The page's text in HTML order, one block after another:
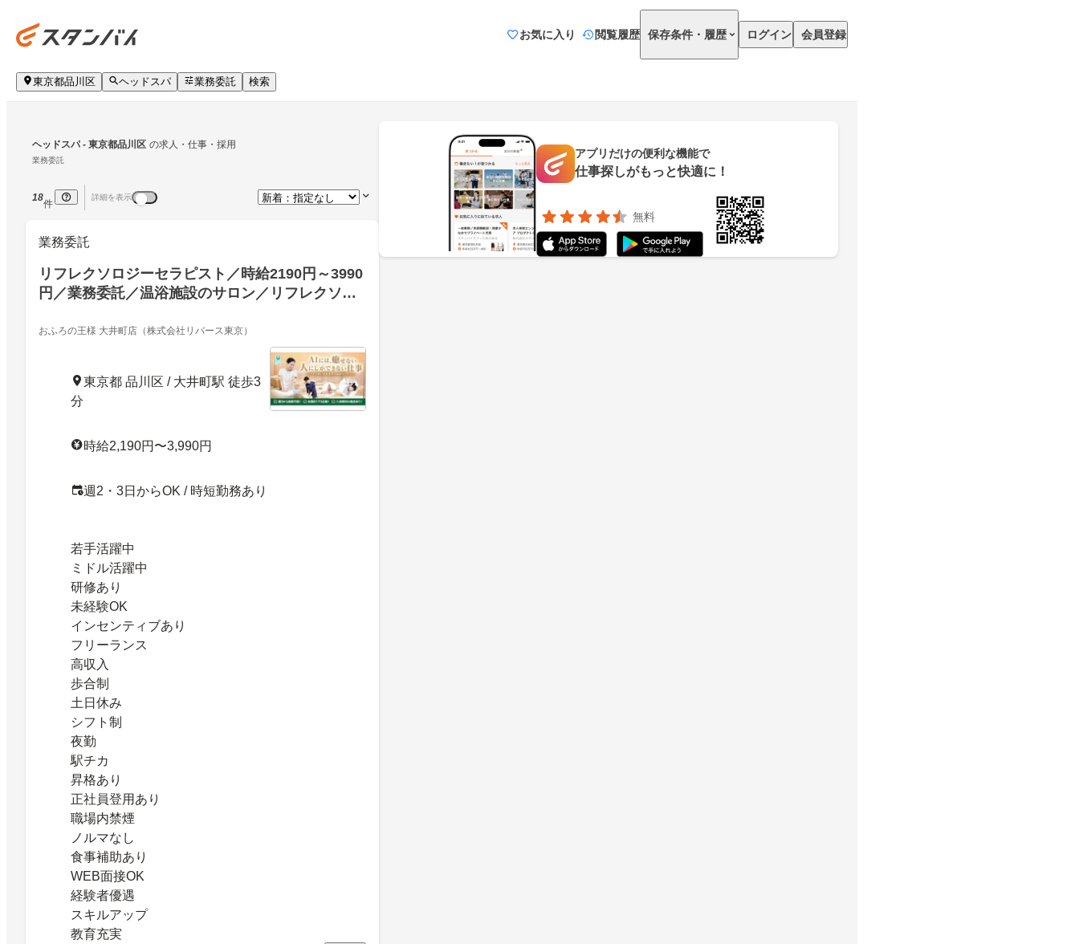
お気に入り 閲覧履歴 保存条件・履歴 ログイン 会員登録
東京都品川区 ヘッドスパ 業務委託 検索
ヘッドスパ - 東京都品川区 の求人・仕事・採用
業務委託
18
件
詳細を表示
業務委託
リフレクソロジーセラピスト／時給2190円～3990
円／業務委託／温浴施設のサロン／リフレクソロ
給／研修制度あり／全国展開ラフィネグループ／
人柄重視での採用／あなたの理想の働き方を実現
しませんか？／未経験から活躍できます！
おふろの王様 大井町店（株式会社リバース東京）
東京都 品川区 / 大井町駅 徒歩3
分
時給2,190円〜3,990円
週2・3日からOK / 時短勤務あり
若手活躍中
ミドル活躍中
研修あり
未経験OK
インセンティブあり
フリーランス
高収入
歩合制
土日休み
シフト制
夜勤
駅チカ
昇格あり
正社員登用あり
職場内禁煙
ノルマなし
食事補助あり
WEB面接OK
経験者優遇
スキルアップ
教育充実
アプリだけの便利な機能で
仕事探しがもっと快適に！
無料